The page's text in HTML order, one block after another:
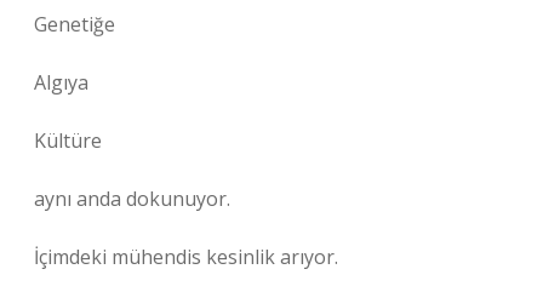
Genetiğe
Algıya
Kültüre
aynı anda dokunuyor.
İçimdeki mühendis kesinlik arıyor.